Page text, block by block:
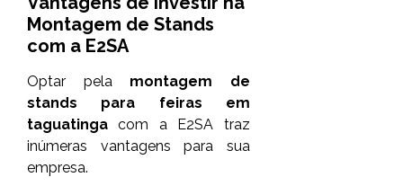
Montagem de Stands
com a E2SA
Optar pela montagem de
stands para feiras em
taguatinga com a E2SA traz
inúmeras vantagens para sua
empresa.